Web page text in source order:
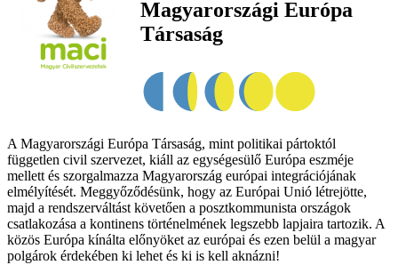
Magyarországi Európa
Társaság
A Magyarországi Európa Társaság, mint politikai pártoktól
független civil szervezet, kiáll az egységesülő Európa eszméje
mellett és szorgalmazza Magyarország európai integrációjának
elmélyítését. Meggyőződésünk, hogy az Európai Unió létrejötte,
majd a rendszerváltást követően a posztkommunista országok
csatlakozása a kontinens történelmének legszebb lapjaira tartozik. A
közös Európa kínálta előnyöket az európai és ezen belül a magyar
polgárok érdekében ki lehet és ki is kell aknázni!